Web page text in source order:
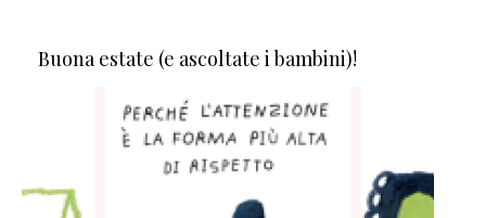
Buona estate (e ascoltate i bambini)!